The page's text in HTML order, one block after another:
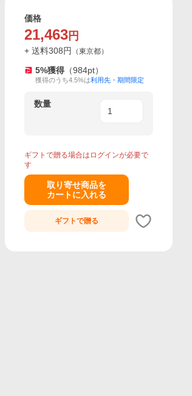
価格
21,463 円
+ 送料308円 （東京都）
5%獲得 （984pt）
獲得のうち4.5%は利用先・期間限定
数量
ギフトで贈る場合はログインが必要で
す
取り寄せ商品を
カートに入れる
ギフトで贈る